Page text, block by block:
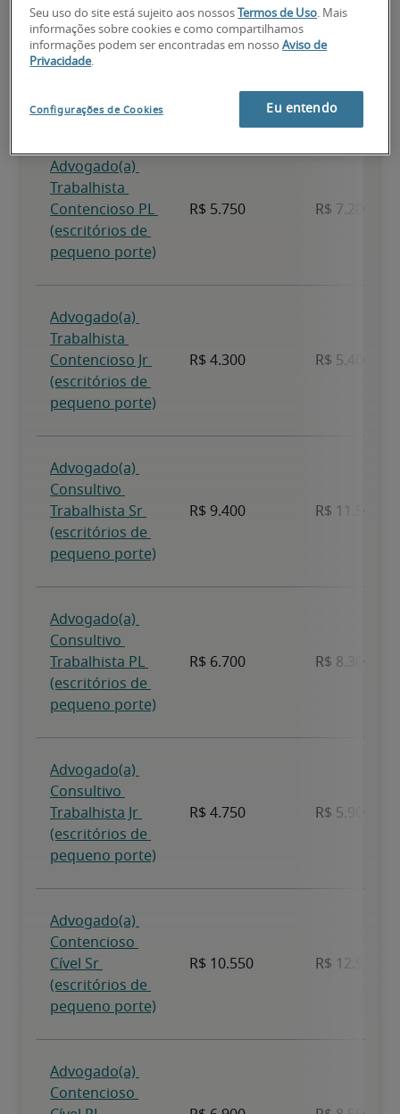
Seu uso do site está sujeito aos nossos Termos de Uso. Mais
informações sobre cookies e como compartilhamos
informações podem ser encontradas em nossoAviso de
Privacidade.
Configurações de Cookies Eu entendo